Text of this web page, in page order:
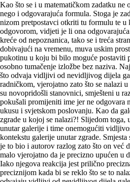
Kao što se i u matematičkom zadatku ne
nego i odgovarajuća formula. Stoga je
nizom pretpostavci otkriti tu formulu te u
odgovorom, vidjeti je li ona
kreće od nepoznanica, tako se i treća
dobivajući na vremenu, muva uskim
pukotinu u koju bi bilo moguće postaviti
osobno tumačenje izložbe bez naziva.
što odvaja vidljivi od nevidljivog dijela
radničkom, vjerojatno zato što se nalazi
su novopridošli stanovnici, smješteni u
pokušali promijeniti ime jer ne odgovara
ukusu i svjetskom poslovanju. Kao da
zgrade u kojoj se nalazi?! Slijedom toga,
unutar galerije i time onemogućiti
kontekstu galerije unutar zgrade.
je to bio i autorov razlog zato što on već
malo vjerojatno da je precizno upućen u
Iako njegova reakcija jest prilično
preciznijom kada bi se reklo što se to